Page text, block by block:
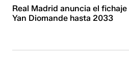
Real Madrid anuncia el fichaje
Yan Diomande hasta 2033